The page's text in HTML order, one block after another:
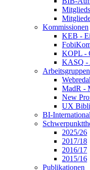
Kommissionen
KEB -
KOPL -
KASQ -
Arbeitsgruppen
MadR -
New
UX
BI-International
2025/26
2017/18
2016/17
2015/16
Publikationen